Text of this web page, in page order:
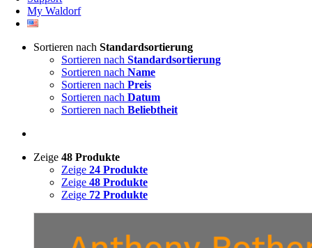
My Waldorf
Sortieren nach Standardsortierung
Sortieren nach Standardsortierung
Sortieren nach Name
Sortieren nach Preis
Sortieren nach Datum
Sortieren nach Beliebtheit
Zeige 48 Produkte
Zeige 24 Produkte
Zeige 48 Produkte
Zeige 72 Produkte